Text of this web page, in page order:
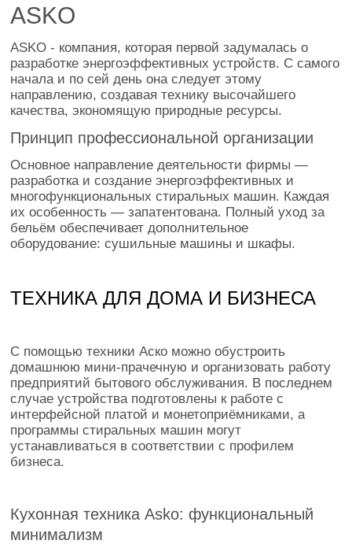
ASKO
ASKO - компания, которая первой задумалась о
разработке энергоэффективных устройств. С самого
начала и по сей день она следует этому
направлению, создавая технику высочайшего
качества, экономящую природные ресурсы.
Принцип профессиональной организации
Основное направление деятельности фирмы —
разработка и создание энергоэффективных и
многофункциональных стиральных машин. Каждая
их особенность — запатентована. Полный уход за
бельём обеспечивает дополнительное
оборудование: сушильные машины и шкафы.
ТЕХНИКА ДЛЯ ДОМА И БИЗНЕСА
С помощью техники Аско можно обустроить
домашнюю мини-прачечную и организовать работу
предприятий бытового обслуживания. В последнем
случае устройства подготовлены к работе с
интерфейсной платой и монетоприёмниками, а
программы стиральных машин могут
устанавливаться в соответствии с профилем
бизнеса.
Кухонная техника Asko: функциональный
минимализм